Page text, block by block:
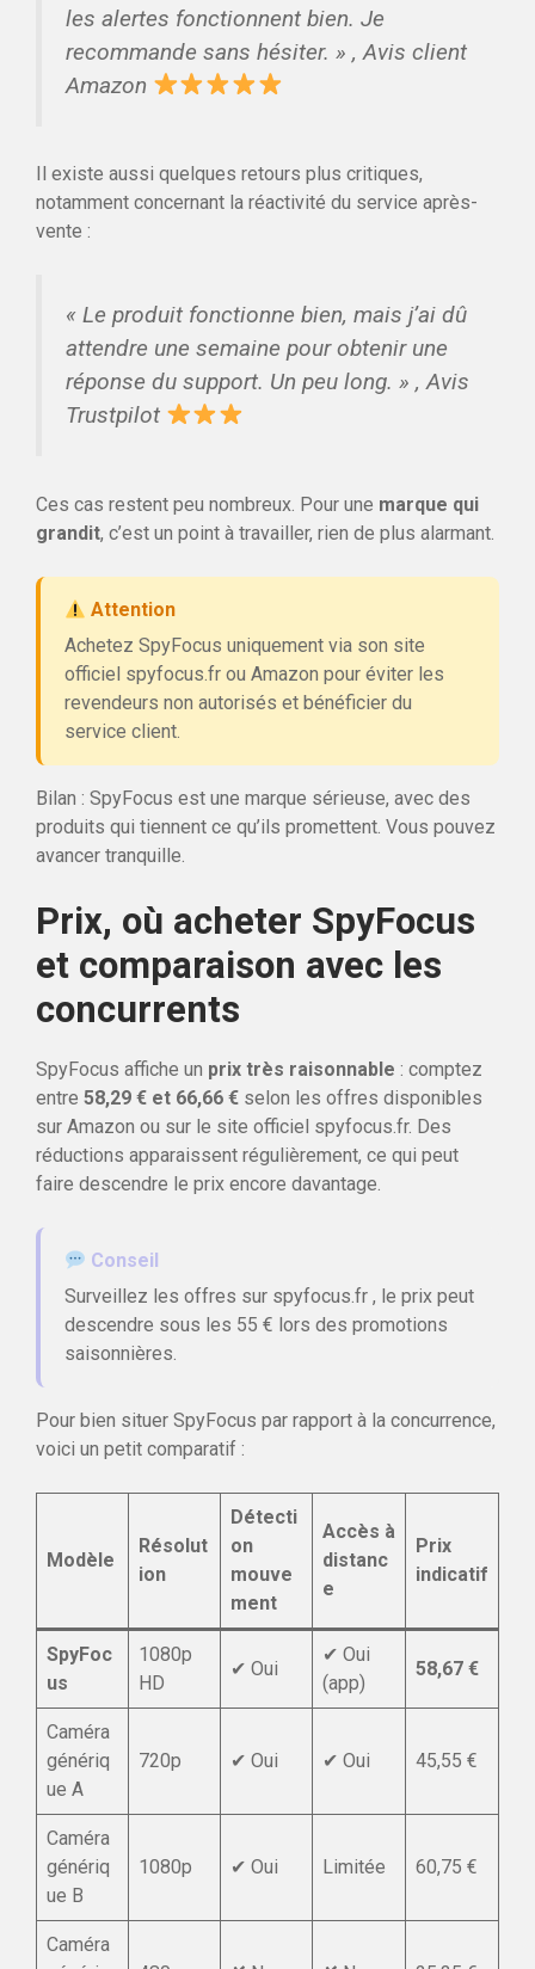
les alertes fonctionnent bien. Je
recommande sans hésiter. » , Avis client
Amazon
Il existe aussi quelques retours plus critiques,
notamment concernant la réactivité du service après-
vente :
« Le produit fonctionne bien, mais j’ai dû
attendre une semaine pour obtenir une
réponse du support. Un peu long. » , Avis
Trustpilot
Ces cas restent peu nombreux. Pour une marque qui
grandit, c’est un point à travailler, rien de plus alarmant.
Attention
Achetez SpyFocus uniquement via son site
officiel spyfocus.fr ou Amazon pour éviter les
revendeurs non autorisés et bénéficier du
service client.
Bilan : SpyFocus est une marque sérieuse, avec des
produits qui tiennent ce qu’ils promettent. Vous pouvez
avancer tranquille.
Prix, où acheter SpyFocus
et comparaison avec les
concurrents
SpyFocus affiche un prix très raisonnable : comptez
entre 58,29 € et 66,66 € selon les offres disponibles
sur Amazon ou sur le site officiel spyfocus.fr. Des
réductions apparaissent régulièrement, ce qui peut
faire descendre le prix encore davantage.
Conseil
Surveillez les offres sur spyfocus.fr , le prix peut
descendre sous les 55 € lors des promotions
saisonnières.
Pour bien situer SpyFocus par rapport à la concurrence,
voici un petit comparatif :
Modèle
Résolut
ion
Détecti
on
mouve
ment
Accès à
distanc
e
Prix
indicatif
SpyFoc
us
1080p
HD
✔ Oui
✔ Oui
(app)
58,67 €
Caméra
génériq
ue A
720p ✔ Oui ✔ Oui 45,55 €
Caméra
génériq
ue B
1080p ✔ Oui Limitée 60,75 €
Caméra